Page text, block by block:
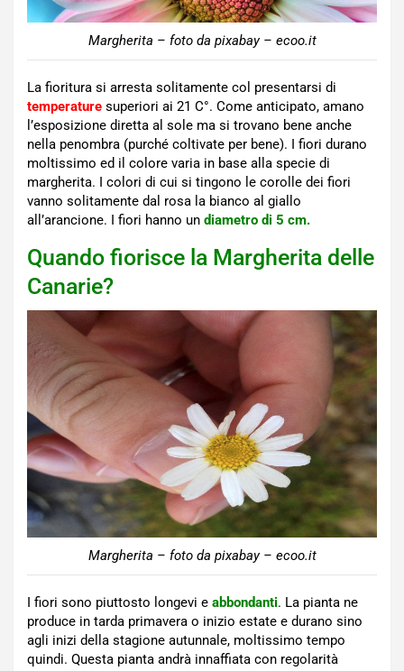
Margherita – foto da pixabay – ecoo.it
La fioritura si arresta solitamente col presentarsi di
temperature superiori ai 21 C°. Come anticipato, amano
l’esposizione diretta al sole ma si trovano bene anche
nella penombra (purché coltivate per bene). I fiori durano
moltissimo ed il colore varia in base alla specie di
margherita. I colori di cui si tingono le corolle dei fiori
vanno solitamente dal rosa la bianco al giallo
all’arancione. I fiori hanno un diametro di 5 cm.
Quando fiorisce la Margherita delle
Canarie?
Margherita – foto da pixabay – ecoo.it
I fiori sono piuttosto longevi e abbondanti. La pianta ne
produce in tarda primavera o inizio estate e durano sino
agli inizi della stagione autunnale, moltissimo tempo
quindi. Questa pianta andrà innaffiata con regolarità